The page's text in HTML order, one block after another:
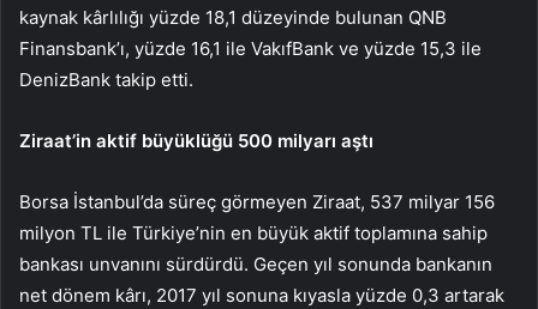
kaynak kârlılığı yüzde 18,1 düzeyinde bulunan QNB
Finansbank’ı, yüzde 16,1 ile VakıfBank ve yüzde 15,3 ile
DenizBank takip etti.
Ziraat’in aktif büyüklüğü 500 milyarı aştı
Borsa İstanbul’da süreç görmeyen Ziraat, 537 milyar 156
milyon TL ile Türkiye’nin en büyük aktif toplamına sahip
bankası unvanını sürdürdü. Geçen yıl sonunda bankanın
net dönem kârı, 2017 yıl sonuna kıyasla yüzde 0,3 artarak